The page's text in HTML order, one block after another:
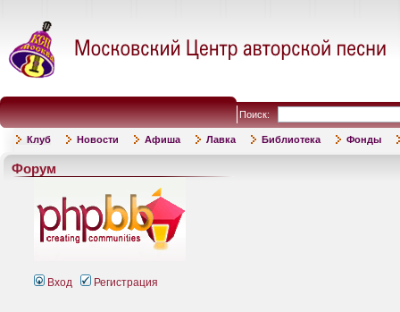
Поиск:
Клуб Новости Афиша Лавка Библиотека Фонды
Форум
Вход Регистрация